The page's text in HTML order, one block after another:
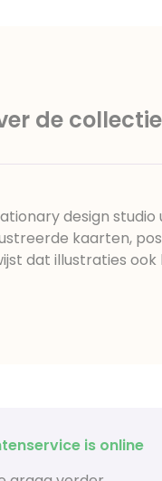
de collectie
design
kaarten,
dat illustraties
is online